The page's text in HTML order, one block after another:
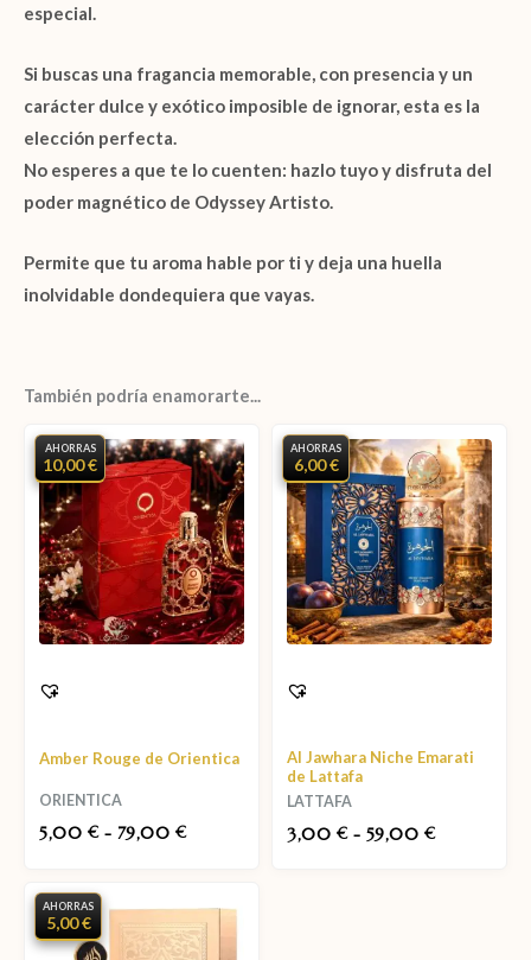
especial.
Si buscas una fragancia memorable, con presencia y un
carácter dulce y exótico imposible de ignorar, esta es la
elección perfecta.
No esperes a que te lo cuenten: hazlo tuyo y disfruta del
poder magnético de Odyssey Artisto
Permite que tu aroma hable por ti y deja una huella
inolvidable dondequiera que vayas.
También podría enamorarte...
AHORRAS
10,00 €
Amber Rouge de Orientica
ORIENTICA
5,00 € - 79,00 €
AHORRAS
6,00 €
Al Jawhara Niche Emarati
de Lattafa
LATTAFA
3,00 € - 59,00 €
AHORRAS
5,00 €